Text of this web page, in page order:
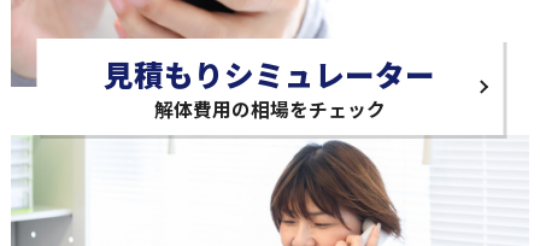
見積もりシミュレーター
解体費用の相場をチェック